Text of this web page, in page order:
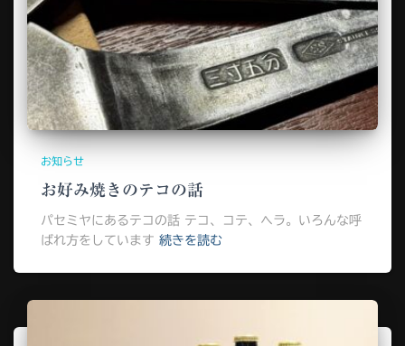
お知らせ
お好み焼きのテコの話
パセミヤにあるテコの話 テコ、コテ、ヘラ。いろんな呼
ばれ方をしています 続きを読む